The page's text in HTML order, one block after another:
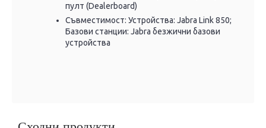
пулт (Dealerboard)
Съвместимост: Устройства: Jabra Link 850;
Базови станции: Jabra безжични базови
устройства